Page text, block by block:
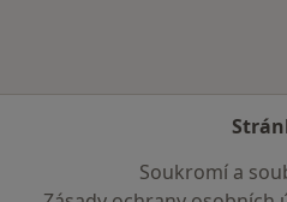
Soukromí a